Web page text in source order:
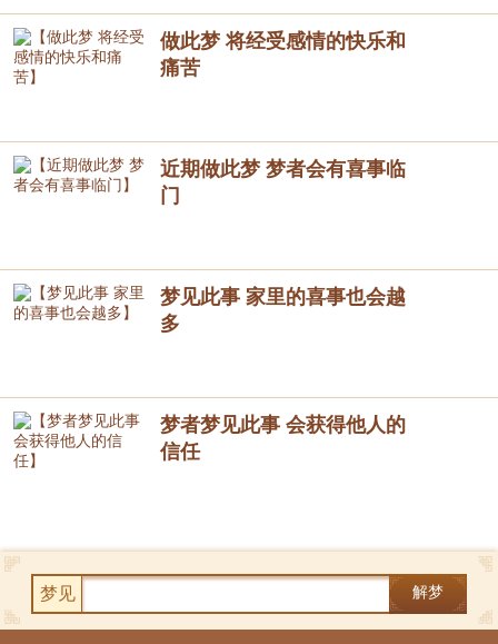
做此梦 将经受感情的快乐和
痛苦
近期做此梦 梦者会有喜事临
门
梦见此事 家里的喜事也会越
多
梦者梦见此事 会获得他人的
信任
梦见 解梦